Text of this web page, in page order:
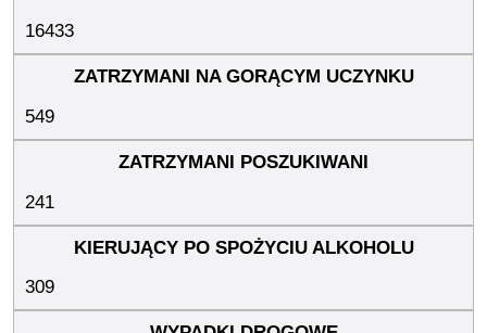
16433
549
241
309